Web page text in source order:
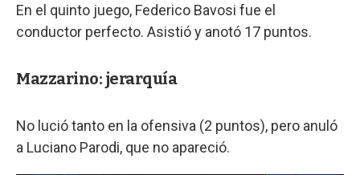
En el quinto juego, Federico Bavosi fue el
conductor perfecto. Asistió y anotó 17 puntos.
Mazzarino: jerarquía
No lució tanto en la ofensiva (2 puntos), pero anuló
a Luciano Parodi, que no apareció.